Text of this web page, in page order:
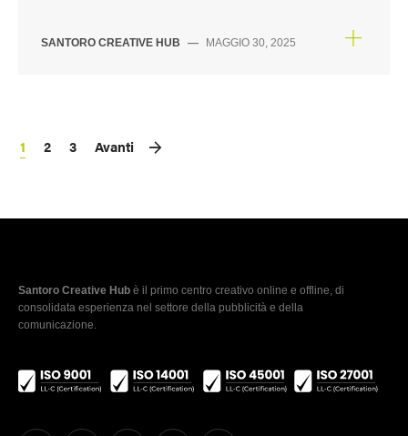
SANTORO CREATIVE HUB — MAGGIO 30, 2025
1 2 3 Avanti
Santoro Creative Hub è il primo centro creativo online e offline, di
consolidata esperienza nel settore della pubblicità e della
comunicazione.